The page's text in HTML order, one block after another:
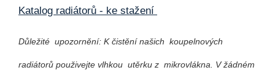
Katalog radiátorů - ke stažení
Důležité upozornění: K čistění našich koupelnových
radiátorů použivejte vlhkou utěrku z mikrovlákna. V žádném